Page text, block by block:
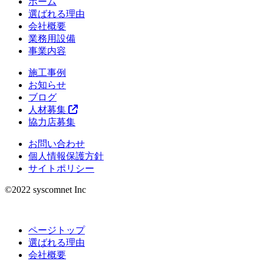
選ばれる理由
会社概要
業務用設備
事業内容
施工事例
お知らせ
ブログ
人材募集
協力店募集
お問い合わせ
個人情報保護方針
サイトポリシー
©︎2022 syscomnet Inc
ページトップ
選ばれる理由
会社概要